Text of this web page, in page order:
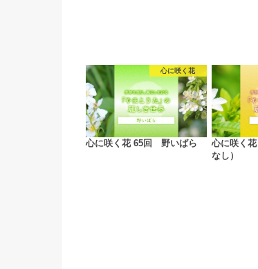
心に咲く花
心に咲く花 65回 野いばら
心に咲く
なし）